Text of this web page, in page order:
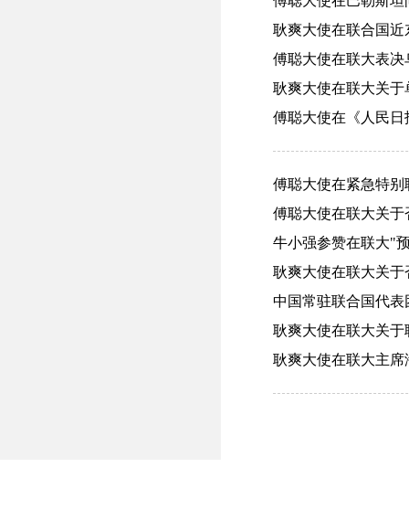
耿爽大使在联合国近
傅聪大使在联大表决
耿爽大使在联大关于
傅聪大使在《人民日
傅聪大使在紧急特别
傅聪大使在联大关于
牛小强参赞在联大"
耿爽大使在联大关于
中国常驻联合国代表
耿爽大使在联大关于
耿爽大使在联大主席